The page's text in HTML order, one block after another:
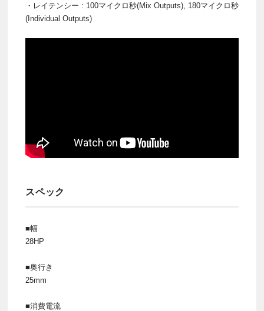
・レイテンシー : 100マイクロ秒(Mix Outputs), 180マイクロ秒
(Individual Outputs)
スペック
■幅
28HP
■奥行き
25mm
■消費電流